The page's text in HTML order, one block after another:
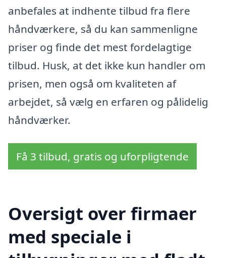
anbefales at indhente tilbud fra flere
håndværkere, så du kan sammenligne
priser og finde det mest fordelagtige
tilbud. Husk, at det ikke kun handler om
prisen, men også om kvaliteten af
arbejdet, så vælg en erfaren og pålidelig
håndværker.
Få 3 tilbud, gratis og uforpligtende
Oversigt over firmaer
med speciale i